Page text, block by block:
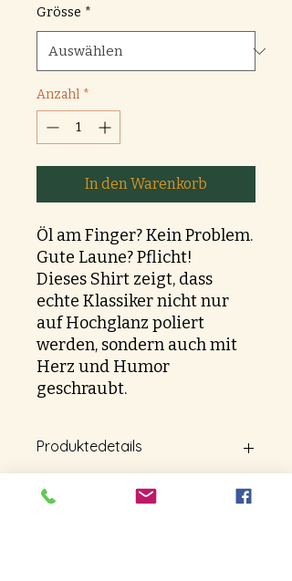
Grösse *
Anzahl *
In den Warenkorb
Öl am Finger? Kein Problem.
Gute Laune? Pflicht!
Dieses Shirt zeigt, dass
echte Klassiker nicht nur
auf Hochglanz poliert
werden, sondern auch mit
Herz und Humor
geschraubt.
Produktedetails
Grössentabelle
Das Design wird mit modernem
Rückgaberichtlinien